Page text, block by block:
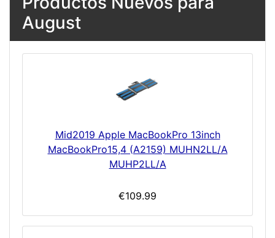
August
Mid2019 Apple MacBookPro 13inch
MacBookPro15,4 (A2159) MUHN2LL/A
MUHP2LL/A
€109.99